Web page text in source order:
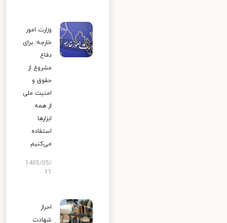
وزارت امور
خارجه: برای
دفاع
مشروع از
حقوق و
امنیت ملی
از همه
ابزارها
استفاده
می‌کنیم
1405/05/
احراز
شهادت